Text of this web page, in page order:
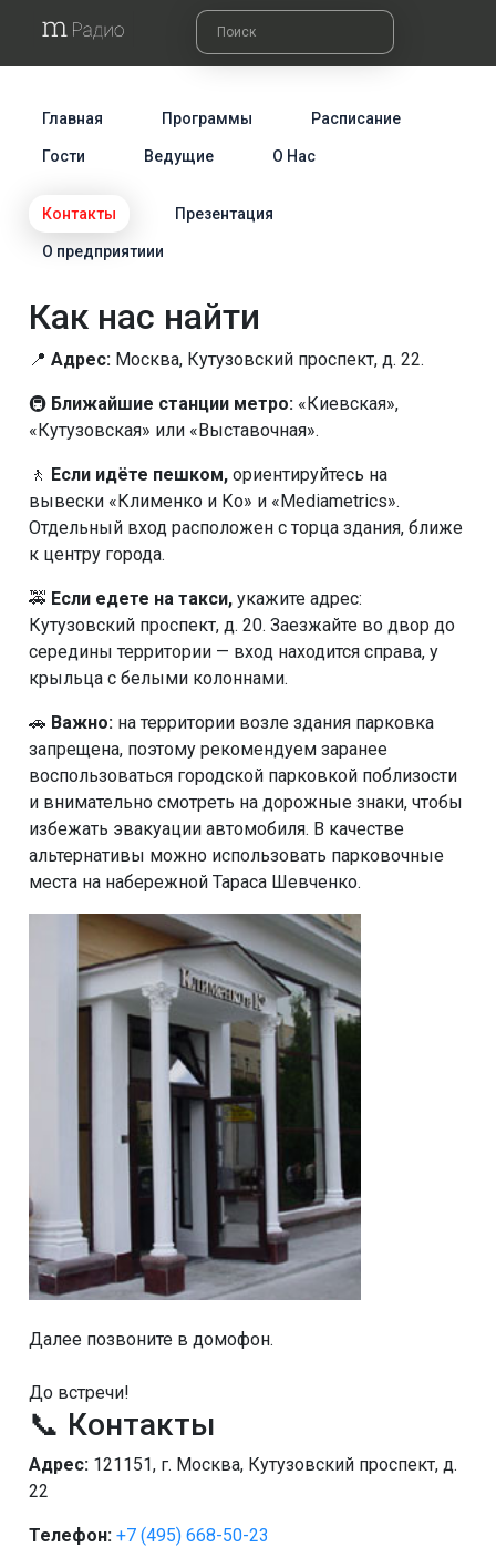
Главная Программы Расписание
Гости Ведущие О Нас
Контакты Презентация
О предприятиии
Как нас найти
📍Адрес: Москва, Кутузовский проспект, д. 22.
🚇 Ближайшие станции метро: «Киевская»,
«Кутузовская» или «Выставочная».
🚶 Если идёте пешком, ориентируйтесь на
вывески «Клименко и Ко» и «Mediametrics».
Отдельный вход расположен с торца здания, ближе
к центру города.
🚕 Если едете на такси, укажите адрес:
Кутузовский проспект, д. 20. Заезжайте во двор до
середины территории — вход находится справа, у
крыльца с белыми колоннами.
🚗 Важно: на территории возле здания парковка
запрещена, поэтому рекомендуем заранее
воспользоваться городской парковкой поблизости
и внимательно смотреть на дорожные знаки, чтобы
избежать эвакуации автомобиля. В качестве
альтернативы можно использовать парковочные
места на набережной Тараса Шевченко.
Далее позвоните в домофон.
До встречи!
📞 Контакты
Адрес: 121151, г. Москва, Кутузовский проспект, д.
22
Телефон: +7 (495) 668-50-23